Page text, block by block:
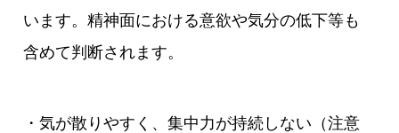
います。精神面における意欲や気分の低下等も
含めて判断されます。
・気が散りやすく、集中力が持続しない（注意